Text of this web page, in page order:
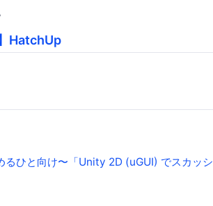
HatchUp
ひと向け〜「Unity 2D (uGUI) でスカッシ